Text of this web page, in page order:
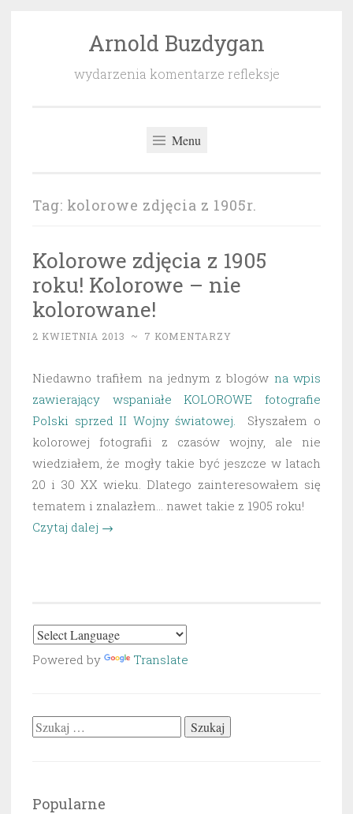
Arnold Buzdygan
wydarzenia komentarze refleksje
Menu
Tag: kolorowe zdjęcia z 1905r.
Kolorowe zdjęcia z 1905
roku! Kolorowe – nie
kolorowane!
2 KWIETNIA 2013 ~ 7 KOMENTARZY
Niedawno trafiłem na jednym z blogów na wpis
zawierający wspaniałe KOLOROWE fotografie
Polski sprzed II Wojny światowej. Słyszałem o
kolorowej fotografii z czasów wojny, ale nie
wiedziałem, że mogły takie być jeszcze w latach
20 i 30 XX wieku. Dlatego zainteresowałem się
tematem i znalazłem… nawet takie z 1905 roku!
Czytaj dalej „Kolorowe
Kolorowe
–
→
Powered by Translate
Szukaj:
Popularne